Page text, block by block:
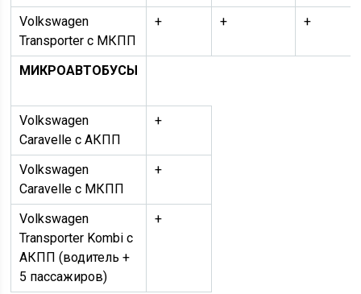
Volkswagen
Transporter с МКПП
+ + +
МИКРОАВТОБУСЫ
Volkswagen
Caravelle с АКПП
+
Volkswagen
Caravelle с МКПП
+
Volkswagen
Transporter Kombi с
АКПП (водитель +
5 пассажиров)
+